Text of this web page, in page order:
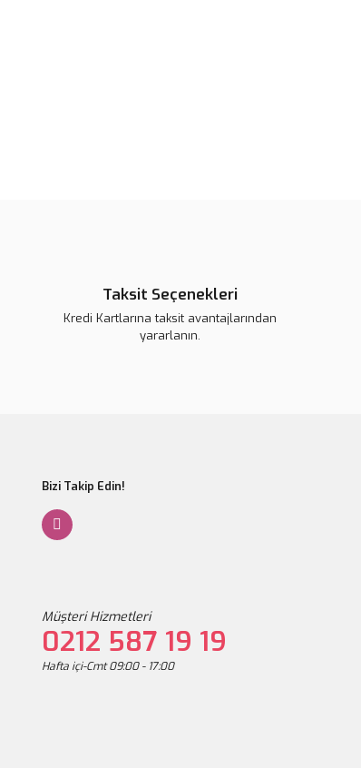
Taksit Seçenekleri
Kredi Kartlarına taksit avantajlarından
yararlanın.
Bizi Takip Edin!
Müşteri Hizmetleri
0212 587 19 19
Hafta içi-Cmt 09:00 - 17:00